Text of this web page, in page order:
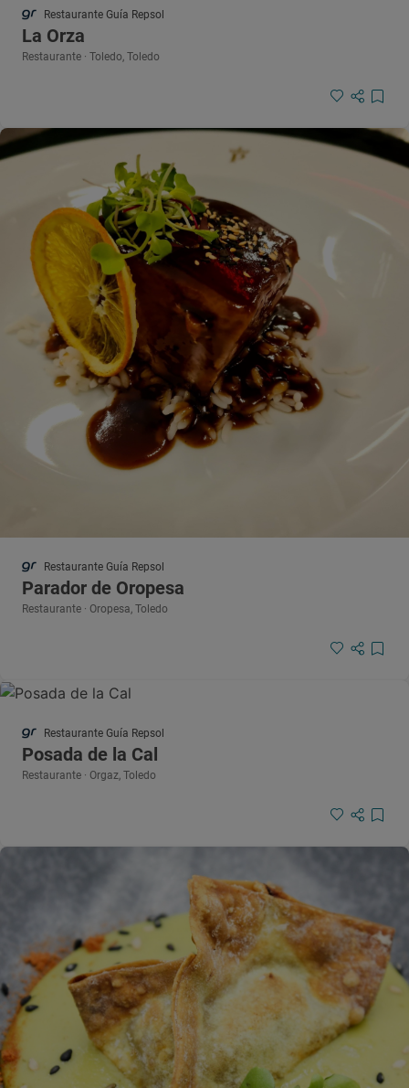
Restaurante Guía Repsol
La Orza
Restaurante · Toledo, Toledo
Restaurante Guía Repsol
Parador de Oropesa
Restaurante · Oropesa, Toledo
Restaurante Guía Repsol
Posada de la Cal
Restaurante · Orgaz, Toledo